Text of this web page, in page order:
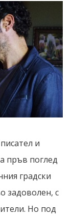
и
пръв поглед
градски
задоволен, с
Но под